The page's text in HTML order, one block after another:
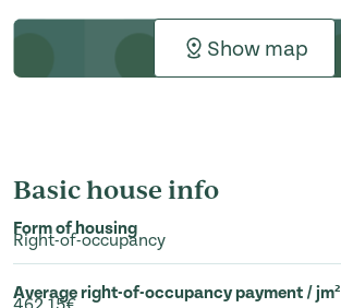
Show map
Basic house info
Form of housing
Right-of-occupancy
Average right-of-occupancy payment / jm²